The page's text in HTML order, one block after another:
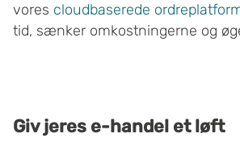
vores cloudbaserede
tid, sænker omkostningerne og
Giv jeres e-handel et løft